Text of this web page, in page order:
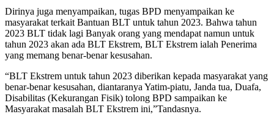
Dirinya juga menyampaikan, tugas BPD menyampaikan ke
masyarakat terkait Bantuan BLT untuk tahun 2023. Bahwa tahun
2023 BLT tidak lagi Banyak orang yang mendapat namun untuk
tahun 2023 akan ada BLT Ekstrem, BLT Ekstrem ialah Penerima
yang memang benar-benar kesusahan.
“BLT Ekstrem untuk tahun 2023 diberikan kepada masyarakat yang
benar-benar kesusahan, diantaranya Yatim-piatu, Janda tua, Duafa,
Disabilitas (Kekurangan Fisik) tolong BPD sampaikan ke
Masyarakat masalah BLT Ekstrem ini,”Tandasnya.